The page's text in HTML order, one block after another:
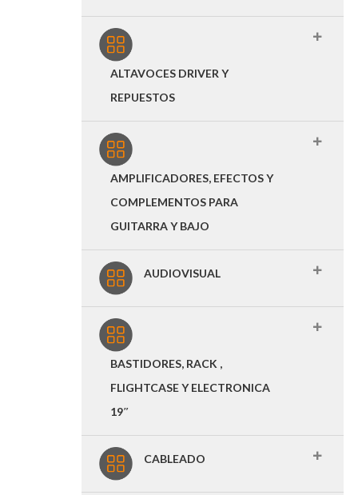
ALTAVOCES DRIVER Y
REPUESTOS
AMPLIFICADORES, EFECTOS Y
COMPLEMENTOS PARA
GUITARRA Y BAJO
AUDIOVISUAL
BASTIDORES, RACK ,
FLIGHTCASE Y ELECTRONICA
19″
CABLEADO